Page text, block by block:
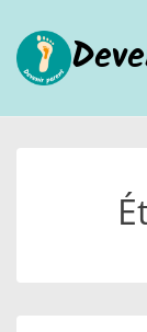
passer
au